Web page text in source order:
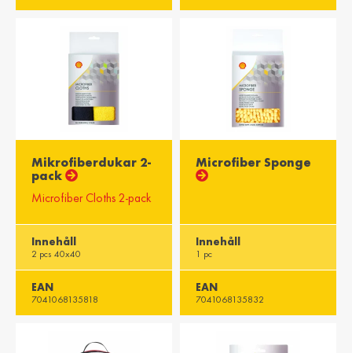
English
English
Moris / Mauritius
English
Suid-Afrika /
South Africa
English
Mikrofiberdukar 2-
pack
Microfiber Cloths 2-pack
Innehåll
2 pcs 40x40
EAN
7041068135818
Microfiber Sponge
Innehåll
1 pc
EAN
7041068135832